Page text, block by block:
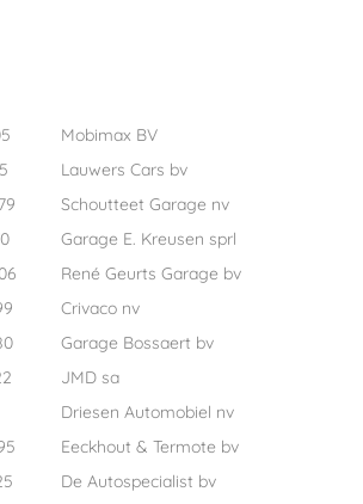
Mobimax BV
Lauwers Cars bv
Schoutteet Garage nv
Garage E. Kreusen sprl
René Geurts Garage bv
Crivaco nv
Garage Bossaert bv
JMD sa
Driesen Automobiel nv
Eeckhout & Termote bv
De Autospecialist bv